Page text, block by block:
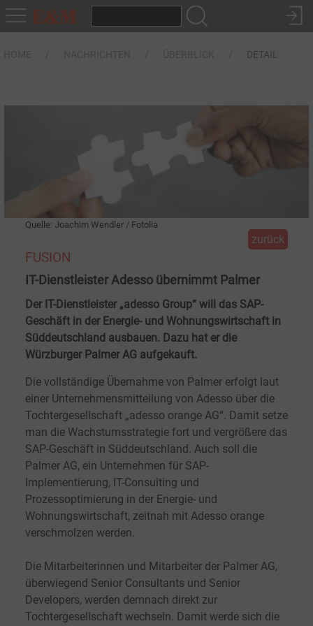
DETAIL
Quelle: Joachim Wendler / Fotolia
zurück
FUSION
IT-Dienstleister Adesso übernimmt Palmer
Der IT-Dienstleister „adesso Group“ will das SAP-
Geschäft in der Energie- und Wohnungswirtschaft in
Süddeutschland ausbauen. Dazu hat er die
Würzburger Palmer AG aufgekauft.
Die vollständige Übernahme von Palmer erfolgt laut
einer Unternehmensmitteilung von Adesso über die
Tochtergesellschaft „adesso orange AG“. Damit setze
man die Wachstumsstrategie fort und vergrößere das
SAP-Geschäft in Süddeutschland. Auch soll die
Palmer AG, ein Unternehmen für SAP-
Implementierung, IT-Consulting und
Prozessoptimierung in der Energie- und
Wohnungswirtschaft, zeitnah mit Adesso orange
verschmolzen werden.
Die Mitarbeiterinnen und Mitarbeiter der Palmer AG,
überwiegend Senior Consultants und Senior
Developers, werden demnach direkt zur
Tochtergesellschaft wechseln. Damit werde sich die